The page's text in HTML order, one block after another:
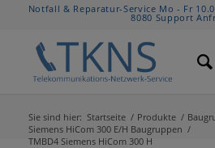
Notfall & Reparatur-Service Mo - Fr
8080 Support
Sie sind hier: Startseite / Produkte /
Siemens HiCom 300 E/H Baugruppen /
TMBD4 Siemens HiCom 300 H